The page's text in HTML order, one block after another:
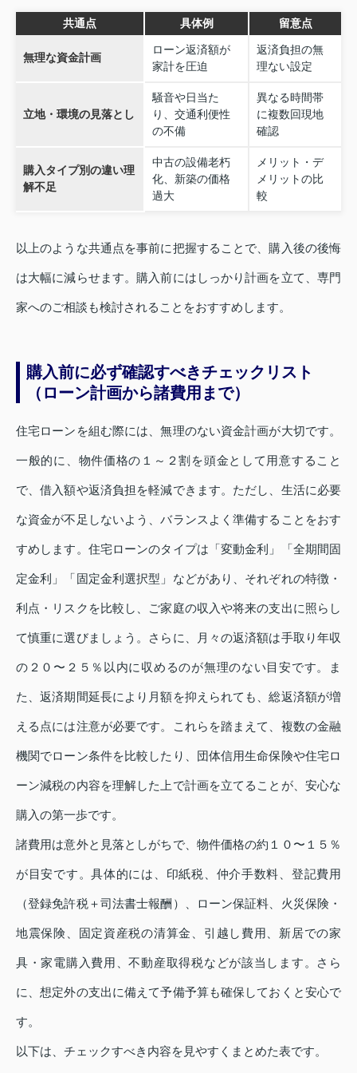
共通点 具体例 留意点
無理な資金計画
ローン返済額が
家計を圧迫
返済負担の無
理ない設定
立地・環境の見落とし
騒音や日当た
り、交通利便性
の不備
異なる時間帯
に複数回現地
確認
購入タイプ別の違い理
解不足
中古の設備老朽
化、新築の価格
過大
メリット・デ
メリットの比
較
以上のような共通点を事前に把握することで、購入後の後悔
は大幅に減らせます。購入前にはしっかり計画を立て、専門
家へのご相談も検討されることをおすすめします。
購入前に必ず確認すべきチェックリスト
（ローン計画から諸費用まで）
住宅ローンを組む際には、無理のない資金計画が大切です。
一般的に、物件価格の１～２割を頭金として用意すること
で、借入額や返済負担を軽減できます。ただし、生活に必要
な資金が不足しないよう、バランスよく準備することをおす
すめします。住宅ローンのタイプは「変動金利」「全期間固
定金利」「固定金利選択型」などがあり、それぞれの特徴・
利点・リスクを比較し、ご家庭の収入や将来の支出に照らし
て慎重に選びましょう。さらに、月々の返済額は手取り年収
の２０〜２５％以内に収めるのが無理のない目安です。ま
た、返済期間延長により月額を抑えられても、総返済額が増
える点には注意が必要です。これらを踏まえて、複数の金融
機関でローン条件を比較したり、団体信用生命保険や住宅ロ
ーン減税の内容を理解した上で計画を立てることが、安心な
購入の第一歩です。
諸費用は意外と見落としがちで、物件価格の約１０〜１５％
が目安です。具体的には、印紙税、仲介手数料、登記費用
（登録免許税＋司法書士報酬）、ローン保証料、火災保険・
地震保険、固定資産税の清算金、引越し費用、新居での家
具・家電購入費用、不動産取得税などが該当します。さら
に、想定外の支出に備えて予備予算も確保しておくと安心で
す。
以下は、チェックすべき内容を見やすくまとめた表です。